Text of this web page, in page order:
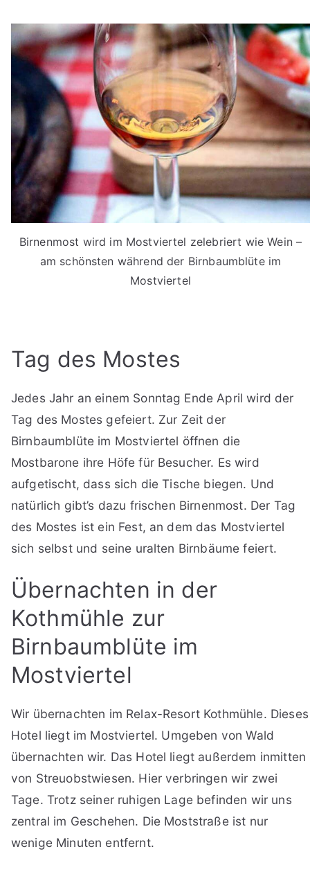
Birnenmost wird im Mostviertel zelebriert wie Wein –
am schönsten während der Birnbaumblüte im
Mostviertel
Tag des Mostes
Jedes Jahr an einem Sonntag Ende April wird der
Tag des Mostes gefeiert. Zur Zeit der
Birnbaumblüte im Mostviertel öffnen die
Mostbarone ihre Höfe für Besucher. Es wird
aufgetischt, dass sich die Tische biegen. Und
natürlich gibt’s dazu frischen Birnenmost. Der Tag
des Mostes ist ein Fest, an dem das Mostviertel
sich selbst und seine uralten Birnbäume feiert.
Übernachten in der
Kothmühle zur
Birnbaumblüte im
Mostviertel
Wir übernachten im Relax-Resort Kothmühle. Dieses
Hotel liegt im Mostviertel. Umgeben von Wald
übernachten wir. Das Hotel liegt außerdem inmitten
von Streuobstwiesen. Hier verbringen wir zwei
Tage. Trotz seiner ruhigen Lage befinden wir uns
zentral im Geschehen. Die Moststraße ist nur
wenige Minuten entfernt.